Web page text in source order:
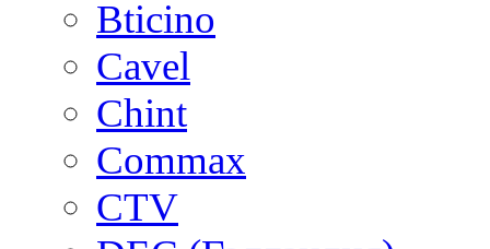
Bticino
Cavel
Chint
Commax
CTV